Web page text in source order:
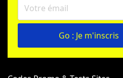
Go : Je m'inscris